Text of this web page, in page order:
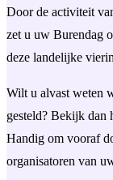
Door de activiteit
zet u uw Burendag
deze landelijke
Wilt u alvast weten
gesteld? Bekijk dan
Handig om vooraf
organisatoren van